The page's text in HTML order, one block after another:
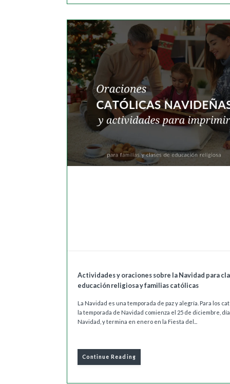
Actividades y oraciones sobre la Navidad para
educación religiosa y familias católicas
La Navidad es una temporada de paz y alegría. Para los
la temporada de Navidad comienza el 25 de diciembre,
Navidad, y termina en enero en la Fiesta del...
Continue Reading